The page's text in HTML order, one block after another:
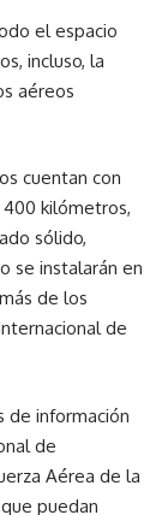
el espacio
incluso, la
aéreos
cuentan con
kilómetros,
sólido,
se instalarán en
de los
de
de información
de
Aérea de la
puedan